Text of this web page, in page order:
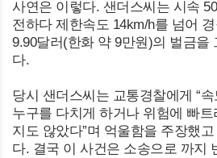
사연은 이렇다. 샌더스씨는 시속
전하다 제한속도 14km/h를 넘어
9.90달러(한화 약 9만원)의 벌금을
다.
당시 샌더스씨는 교통경찰에게 “
누구를 다치게 하거나 위험에 빠
지도 않았다”며 억울함을 주장했
다. 결국 이 사건은 소송으로 까지